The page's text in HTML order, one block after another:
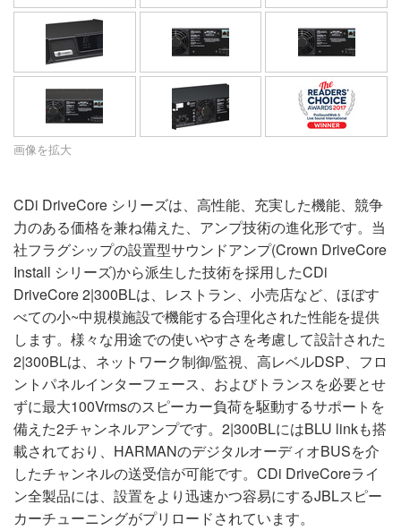
画像を拡大
CDi DriveCore シリーズは、高性能、充実した機能、競争
力のある価格を兼ね備えた、アンプ技術の進化形です。当
社フラグシップの設置型サウンドアンプ(Crown DriveCore
Install シリーズ)から派生した技術を採用したCDi
DriveCore 2|300BLは、レストラン、小売店など、ほぼす
べての小~中規模施設で機能する合理化された性能を提供
します。様々な用途での使いやすさを考慮して設計された
2|300BLは、ネットワーク制御/監視、高レベルDSP、フロ
ントパネルインターフェース、およびトランスを必要とせ
ずに最大100Vrmsのスピーカー負荷を駆動するサポートを
備えた2チャンネルアンプです。2|300BLにはBLU linkも搭
載されており、HARMANのデジタルオーディオBUSを介
したチャンネルの送受信が可能です。CDi DriveCoreライ
ン全製品には、設置をより迅速かつ容易にするJBLスピー
カーチューニングがプリロードされています。